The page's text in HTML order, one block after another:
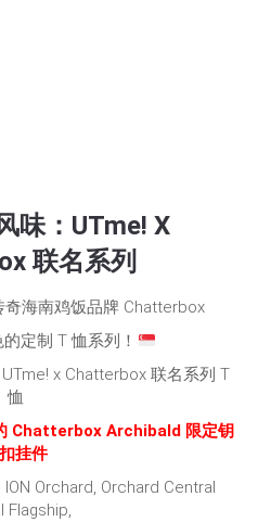
味：UTme! X
联名系列
海南鸡饭品牌 Chatterbox
定制 T 恤系列！
x Chatterbox 联名系列 T
恤
Chatterbox Archibald 限定钥
挂件
ION Orchard, Orchard Central
Flagship,